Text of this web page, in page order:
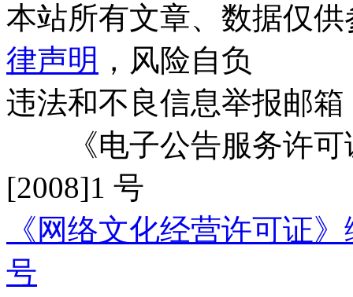
本站所有文章、数据仅
律声明 ，风险自负
违法和不良信息举报邮箱
《电子公告服务许可
[2008]1 号
《网络文化经营许可证
号